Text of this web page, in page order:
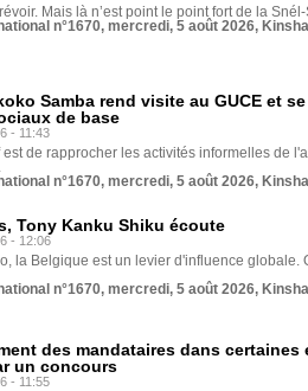
Mais là n’est point le point fort de la
n°1670, mercredi, 5 août 2026,
Samba rend visite au GUCE et
de base
- 11:43
est de rapprocher les activités informelles de
n°1670, mercredi, 5 août 2026,
Tony Kanku Shiku écoute
- 12:06
la Belgique est un levier d'influence globale.
n°1670, mercredi, 5 août 2026,
des mandataires dans
un concours
- 11:55